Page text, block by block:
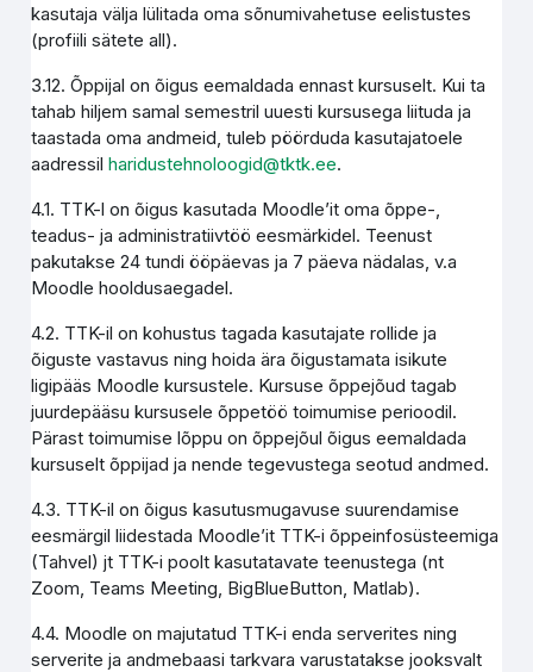
kasutaja välja lülitada oma sõnumivahetuse eelistustes
(profiili sätete all).
3.12. Õppijal on õigus eemaldada ennast kursuselt. Kui ta
tahab hiljem samal semestril uuesti kursusega liituda ja
taastada oma andmeid, tuleb pöörduda kasutajatoele
aadressilharidustehnoloogid@tktk.ee.
4.1. TTK-l on õigus kasutada Moodle’it oma õppe-,
teadus- ja administratiivtöö eesmärkidel. Teenust
pakutakse 24 tundi ööpäevas ja 7 päeva nädalas, v.a
Moodle hooldusaegadel.
4.2. TTK-il on kohustus tagada kasutajate rollide ja
õiguste vastavus ning hoida ära õigustamata isikute
ligipääs Moodle kursustele. Kursuse õppejõud tagab
juurdepääsu kursusele õppetöö toimumise perioodil.
Pärast toimumise lõppu on õppejõul õigus eemaldada
kursuselt õppijad ja nende tegevustega seotud andmed.
4.3. TTK-il on õigus kasutusmugavuse suurendamise
eesmärgil liidestada Moodle’it TTK-i õppeinfosüsteemiga
(Tahvel) jt TTK-i poolt kasutatavate teenustega (nt
Zoom, Teams Meeting, BigBlueButton, Matlab).
4.4. Moodle on majutatud TTK-i enda serverites ning
serverite ja andmebaasi tarkvara varustatakse jooksvalt